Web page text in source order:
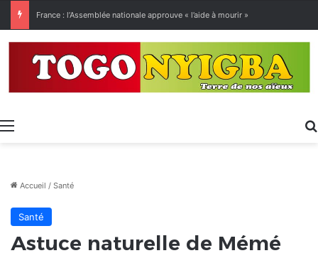
France : l’Assemblée nationale approuve « l’aide à mourir »
Menu
Accueil / Santé
Santé
Astuce naturelle de Mémé